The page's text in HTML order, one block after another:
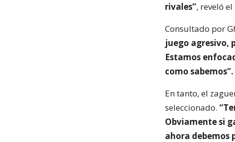
rivales”, reveló
Consultado por
juego agresivo,
Estamos
como sabemos”.
En tanto, el
seleccionado.
Obviamente si
ahora debemos